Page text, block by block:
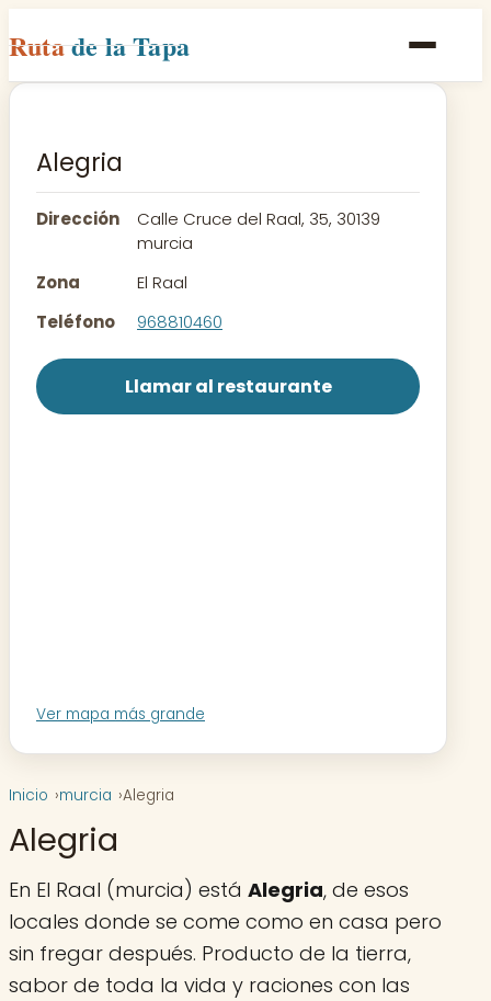
Rutade la Tapa
Inicio
Rutas
Contacto
Alegria
Dirección
Calle Cruce del Raal, 35, 30139
murcia
Zona
El Raal
Teléfono
968810460
Llamar al restaurante
Ver mapa más grande
Inicio murcia Alegria
Alegria
En El Raal (murcia) está Alegria, de esos
locales donde se come como en casa pero
sin fregar después. Producto de la tierra,
sabor de toda la vida y raciones con las